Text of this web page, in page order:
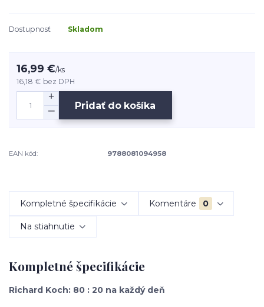
Dostupnosť Skladom
16,99 €/ks
16,18 € bez DPH
Pridať do košíka
EAN kód: 9788081094958
Kompletné špecifikácie Komentáre 0
Na stiahnutie
Kompletné špecifikácie
Richard Koch: 80 : 20 na každý deň